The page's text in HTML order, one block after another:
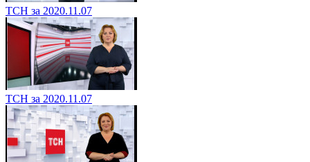
ТСН за 2020.11.07
ТСН за 2020.11.07